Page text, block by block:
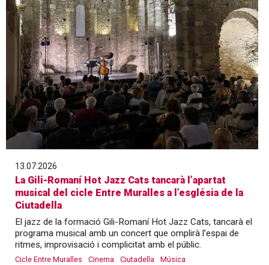
13.07.2026
La Gili-Romaní Hot Jazz Cats tancarà l’apartat
musical del cicle Entre Muralles a l’església de la
Ciutadella
El jazz de la formació Gili-Romaní Hot Jazz Cats, tancarà el
programa musical amb un concert que omplirà l’espai de
ritmes, improvisació i complicitat amb el públic.
Cicle Entre Muralles Cinema Ciutadella Música